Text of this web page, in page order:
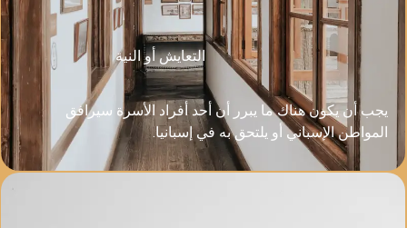
التعايش أو النية
أن أحد أفراد الأسرة سيرافق
به في إسبانيا.